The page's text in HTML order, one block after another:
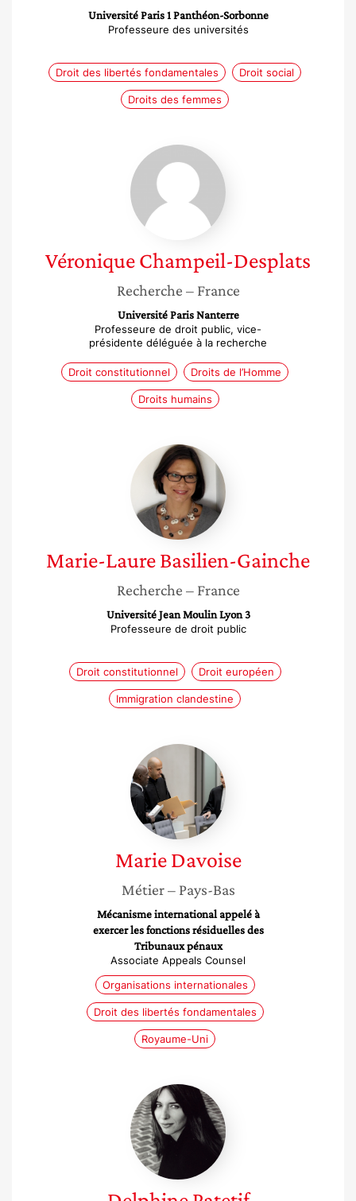
Université Paris 1 Panthéon-Sorbonne
Professeure des universités
Droit des libertés fondamentales Droit social
Droits des femmes
Véronique
Champeil-
Desplats
VéroniqueChampeil-Desplats
Recherche – France
Université Paris Nanterre
Professeure de droit public, vice-
présidente déléguée à la recherche
Droit constitutionnel Droits de l’Homme
Droits humains
Marie-
Laure
Basilien-
Gainche
Marie-LaureBasilien-Gainche
Recherche – France
Université Jean Moulin Lyon 3
Professeure de droit public
Droit constitutionnel Droit européen
Immigration clandestine
Marie
Davoise
Marie Davoise
Métier – Pays-Bas
Mécanisme international appelé à
exercer les fonctions résiduelles des
Tribunaux pénaux
Associate Appeals Counsel
Organisations internationales
Droit des libertés fondamentales
Royaume-Uni
Delphine
Patetif